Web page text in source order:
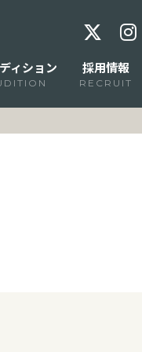
ィション 採用情報
RECRUIT